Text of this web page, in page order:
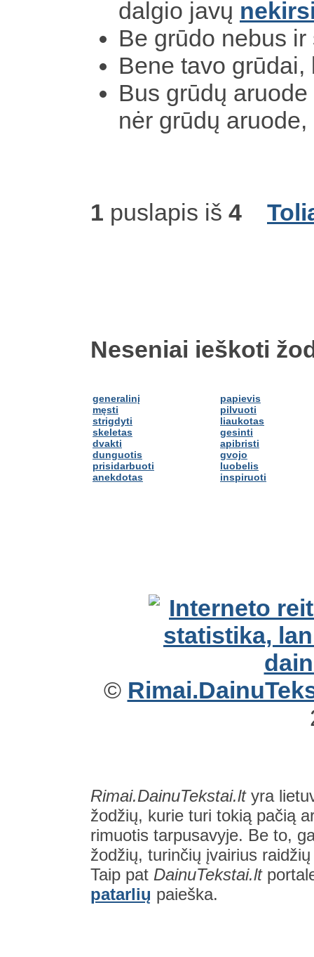
dalgio javų
Be grūdo nebus
Bene tavo
Bus grūdų
nėr grūdų
1 puslapis iš 4
Neseniai ieškoti
generalinį
męsti
strigdyti
skeletas
dvakti
dunguotis
prisidarbuoti
anekdotas
papievis
pilvuoti
liaukotas
gesinti
apibristi
gvojo
luobelis
inspiruoti
©
Rimai.DainuTekstai.ltyra
žodžių, kurie turi tokią pačią
rimuotis tarpusavyje. Be to,
žodžių, turinčių įvairius
Taip pat DainuTekstai.lt
patarlių paieška.